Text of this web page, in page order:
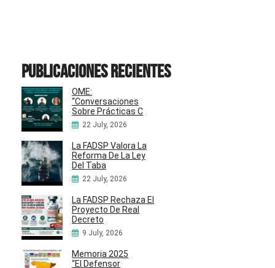
Publicaciones recientes
OME:
“Conversaciones
Sobre Prácticas C
22 July, 2026
La FADSP Valora La
Reforma De La Ley
Del Taba
22 July, 2026
La FADSP Rechaza El
Proyecto De Real
Decreto
9 July, 2026
Memoria 2025
“El Defensor